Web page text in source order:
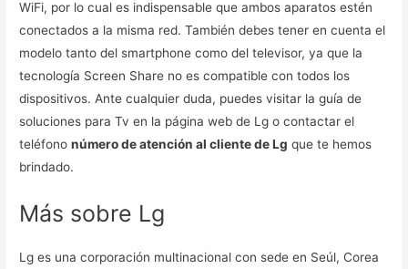
WiFi, por lo cual es indispensable que ambos aparatos estén
conectados a la misma red. También debes tener en cuenta el
modelo tanto del smartphone como del televisor, ya que la
tecnología Screen Share no es compatible con todos los
dispositivos. Ante cualquier duda, puedes visitar la guía de
soluciones para Tv en la página web de Lg o contactar el
teléfononúmero de atención al cliente de Lg que te hemos
brindado.
Más sobre Lg
Lg es una corporación multinacional con sede en Seúl, Corea